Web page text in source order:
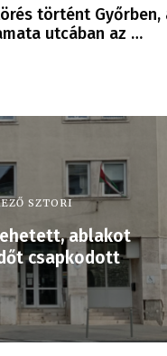
történt Győrben,
utcában az …
SZTORI
ablakot
csapkodott